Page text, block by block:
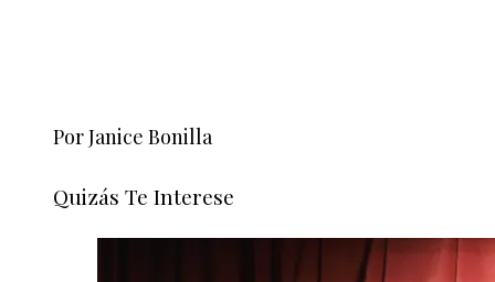
Por Janice Bonilla
Quizás Te Interese